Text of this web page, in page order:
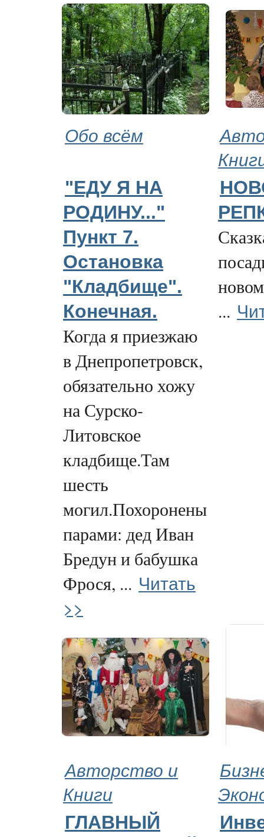
Обо всём
"ЕДУ Я НА
РОДИНУ..."
Пункт 7.
Остановка
"Кладбище".
Конечная.
Когда я приезжаю
в Днепропетровск,
обязательно хожу
на Сурско-
Литовское
кладбище.Там
шесть
могил.Похоронены
парами: дед Иван
Бредун и бабушка
Фрося, ... Читать
>>
...
Авторство и
Книги
ГЛАВНЫЙ